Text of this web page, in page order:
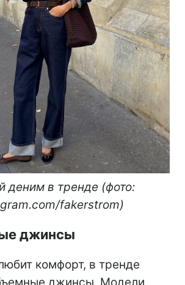
деним в тренде (фото:
fakerstrom)
джинсы
комфорт, в тренде
джинсы. Модели